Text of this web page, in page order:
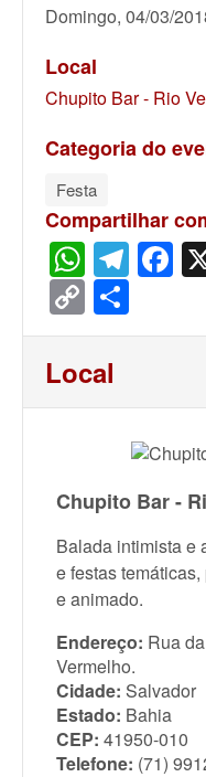
Domingo, 04/03/
Local
Chupito Bar - Rio
Categoria do
Festa
Compartilhar
Copy
Link
Local
Chupito Bar -
Balada intimista e
e festas
e animado.
Endereço: Rua
Vermelho.
Cidade: Salvador
Estado: Bahia
CEP: 41950-010
Telefone: (71)